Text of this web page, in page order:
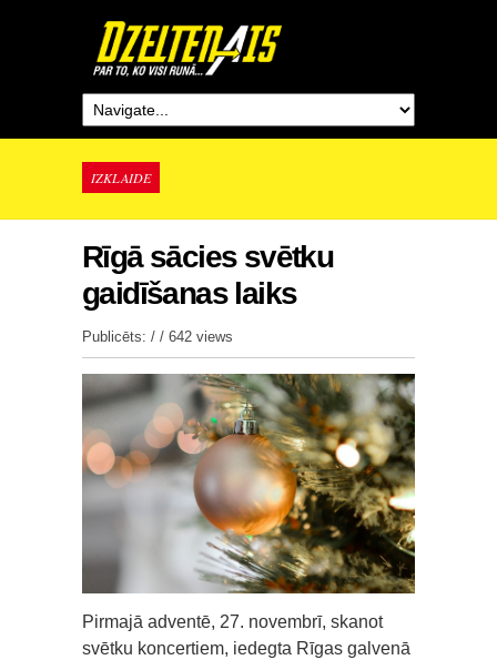
IZKLAIDE
Rīgā sācies svētku
gaidīšanas laiks
Publicēts: / / 642 views
Pirmajā adventē, 27. novembrī, skanot
svētku koncertiem, iedegta Rīgas galvenā